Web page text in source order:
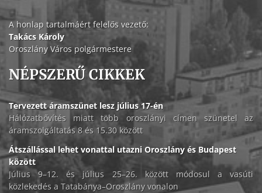
A honlap tartalmáért felelős vezető:
Takács Károly
Oroszlány Város polgármestere
NÉPSZERŰ CIKKEK
Tervezett áramszünet lesz július 17-én
Hálózatbővítés miatt több oroszlányi címen szünetel az
áramszolgáltatás 8 és 15.30 között
Átszállással lehet vonattal utazni Oroszlány és Budapest
között
Július 9–12. és július 25–26. között módosul a vasúti
közlekedés a Tatabánya–Oroszlány vonalon